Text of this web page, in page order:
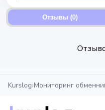
Отзывы (0)
Kurslog›Мониторинг